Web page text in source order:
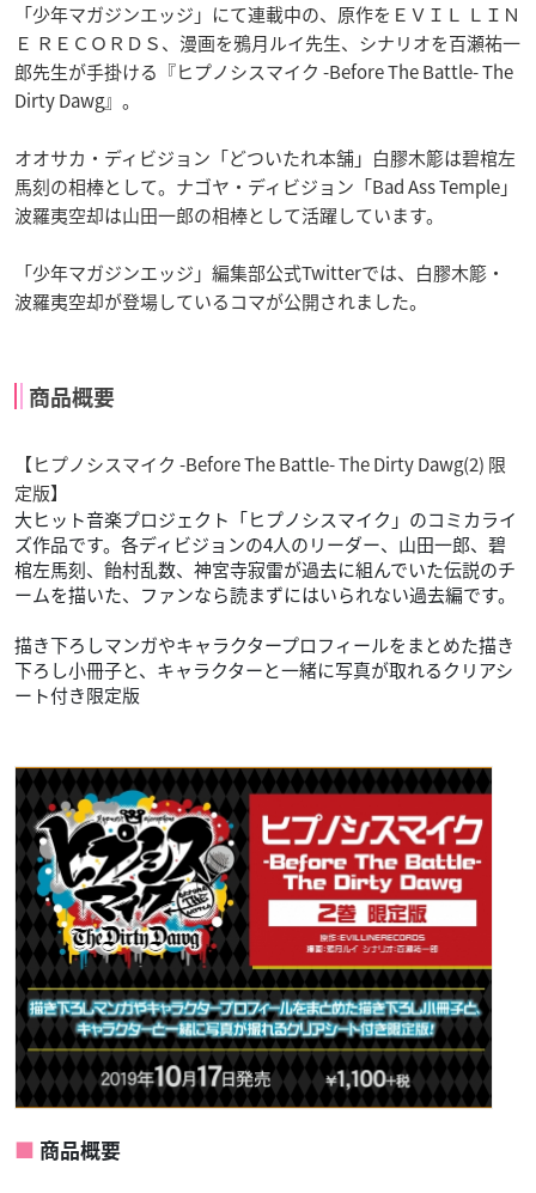
「少年マガジンエッジ」にて連載中の、原作をＥＶＩＬ ＬＩＮ
Ｅ ＲＥＣＯＲＤＳ、漫画を鴉月ルイ先生、シナリオを百瀬祐一
郎先生が手掛ける『ヒプノシスマイク -Before The Battle- The
Dirty Dawg』。
オオサカ・ディビジョン「どついたれ本舗」白膠木簓は碧棺左
馬刻の相棒として。ナゴヤ・ディビジョン「Bad Ass Temple」
波羅夷空却は山田一郎の相棒として活躍しています。
「少年マガジンエッジ」編集部公式Twitterでは、白膠木簓・
波羅夷空却が登場しているコマが公開されました。
商品概要
【ヒプノシスマイク -Before The Battle- The Dirty Dawg(2) 限
定版】
大ヒット音楽プロジェクト「ヒプノシスマイク」のコミカライ
ズ作品です。各ディビジョンの4人のリーダー、山田一郎、碧
棺左馬刻、飴村乱数、神宮寺寂雷が過去に組んでいた伝説のチ
ームを描いた、ファンなら読まずにはいられない過去編です。
描き下ろしマンガやキャラクタープロフィールをまとめた描き
下ろし小冊子と、キャラクターと一緒に写真が取れるクリアシ
ート付き限定版
商品概要